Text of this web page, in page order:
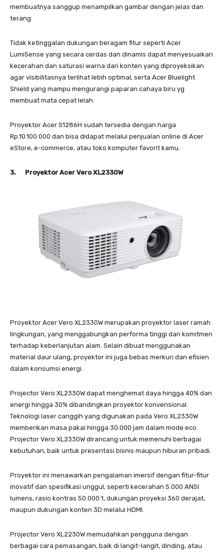
membuatnya sanggup menampilkan gambar dengan jelas dan
terang.
Tidak ketinggalan dukungan beragam fitur seperti Acer
LumiSense yang secara cerdas dan dinamis dapat menyesuaikan
kecerahan dan saturasi warna dari konten yang diproyeksikan
agar visibilitasnya terlihat lebih optimal, serta Acer Bluelight
Shield yang mampu mengurangi paparan cahaya biru yg
membuat mata cepat lelah.
Proyektor Acer S1286H sudah tersedia dengan harga
Rp.10.100.000 dan bisa didapat melalui penjualan online di Acer
eStore, e-commerce, atau toko komputer favorit kamu.
3. Proyektor Acer Vero XL2330W
Proyektor Acer Vero XL2330W merupakan proyektor laser ramah
lingkungan, yang menggabungkan performa tinggi dan komitmen
terhadap keberlanjutan alam. Selain dibuat menggunakan
material daur ulang, proyektor ini juga bebas merkuri dan efisien
dalam konsumsi energi.
Projector Vero XL2330W dapat menghemat daya hingga 40% dan
energi hingga 30% dibandingkan proyektor konvensional.
Teknologi laser canggih yang digunakan pada Vero XL2330W
memberikan masa pakai hingga 30.000 jam dalam mode eco.
Projector Vero XL2330W dirancang untuk memenuhi berbagai
kebutuhan, baik untuk presentasi bisnis maupun hiburan pribadi.
Proyektor ini menawarkan pengalaman imersif dengan fitur-fitur
inovatif dan spesifikasi unggul, seperti kecerahan 5.000 ANSI
lumens, rasio kontras 50.000:1, dukungan proyeksi 360 derajat,
maupun dukungan konten 3D melalui HDMI.
Projector Vero XL2230W memudahkan pengguna dengan
berbagai cara pemasangan, baik di langit-langit, dinding, atau